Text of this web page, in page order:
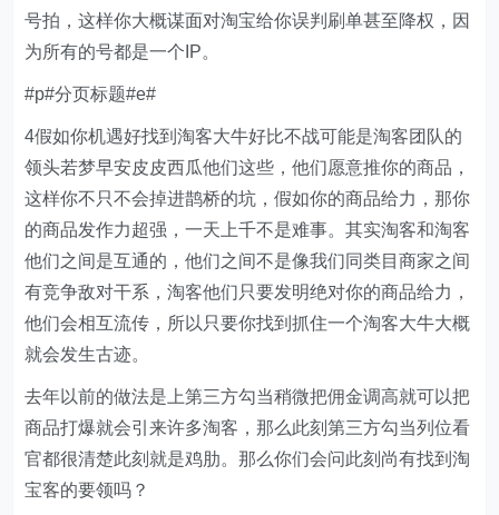
号拍，这样你大概谋面对淘宝给你误判刷单甚至降权，因
为所有的号都是一个IP。
#p#分页标题#e#
4假如你机遇好找到淘客大牛好比不战可能是淘客团队的
领头若梦早安皮皮西瓜他们这些，他们愿意推你的商品，
这样你不只不会掉进鹊桥的坑，假如你的商品给力，那你
的商品发作力超强，一天上千不是难事。其实淘客和淘客
他们之间是互通的，他们之间不是像我们同类目商家之间
有竞争敌对干系，淘客他们只要发明绝对你的商品给力，
他们会相互流传，所以只要你找到抓住一个淘客大牛大概
就会发生古迹。
去年以前的做法是上第三方勾当稍微把佣金调高就可以把
商品打爆就会引来许多淘客，那么此刻第三方勾当列位看
官都很清楚此刻就是鸡肋。那么你们会问此刻尚有找到淘
宝客的要领吗？